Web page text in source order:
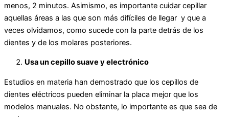
menos, 2 minutos. Asimismo, es importante cuidar cepillar
aquellas áreas a las que son más difíciles de llegar y que a
veces olvidamos, como sucede con la parte detrás de los
dientes y de los molares posteriores.
Usa un cepillo suave y electrónico
Estudios en materia han demostrado que los cepillos de
dientes eléctricos pueden eliminar la placa mejor que los
modelos manuales. No obstante, lo importante es que sea de